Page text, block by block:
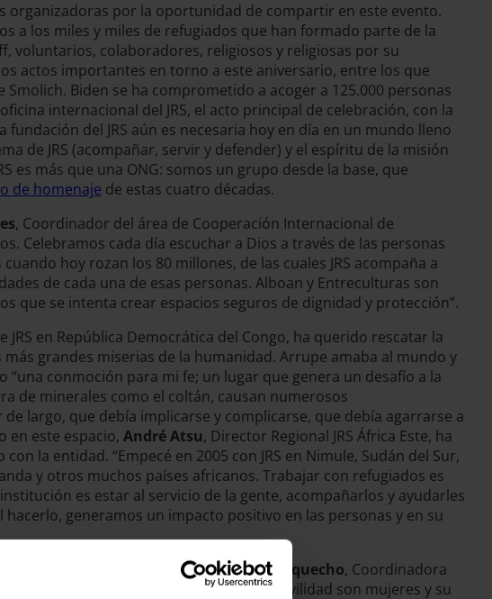
organizadoras por la oportunidad de compartir en este evento.
a los miles y miles de refugiados que han formado parte de la
voluntarios, colaboradores, religiosos y religiosas por su
actos importantes en torno a este aniversario, entre los que
Smolich. Biden se ha comprometido a acoger a 125.000 personas
internacional del JRS, el acto principal de celebración, con la
fundación del JRS aún es necesaria hoy en día en un mundo lleno
de JRS (acompañar, servir y defender) y el espíritu de la misión
es más que una ONG: somos un grupo desde la base, que
de homenaje de estas cuatro décadas.
, Coordinador del área de Cooperación Internacional de
Celebramos cada día escuchar a Dios a través de las personas
hoy rozan los 80 millones, de las cuales JRS acompaña a
de cada una de esas personas. Alboan y Entreculturas son
que se intenta crear espacios seguros de dignidad y protección”.
en República Democrática del Congo, ha querido rescatar la
grandes miserias de la humanidad. Arrupe amaba al mundo y
conmoción para mi fe; un lugar que genera un desafío a la
de minerales como el coltán, causan numerosos
largo, que debía implicarse y complicarse, que debía agarrarse a
en este espacio, André Atsu, Director Regional JRS África Este, ha
la entidad. “Empecé en 2005 con JRS en Nimule, Sudán del Sur,
y otros muchos países africanos. Trabajar con refugiados es
es estar al servicio de la gente, acompañarlos y ayudarles
generamos un impacto positivo en las personas y en su
ha sido introducido porLeire Morquecho, Coordinadora
“La mitad de la población en movilidad son mujeres y su